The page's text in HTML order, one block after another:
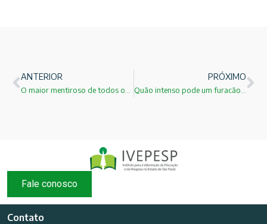
ANTERIOR PRÓXIMO
Fale conosco
Contato